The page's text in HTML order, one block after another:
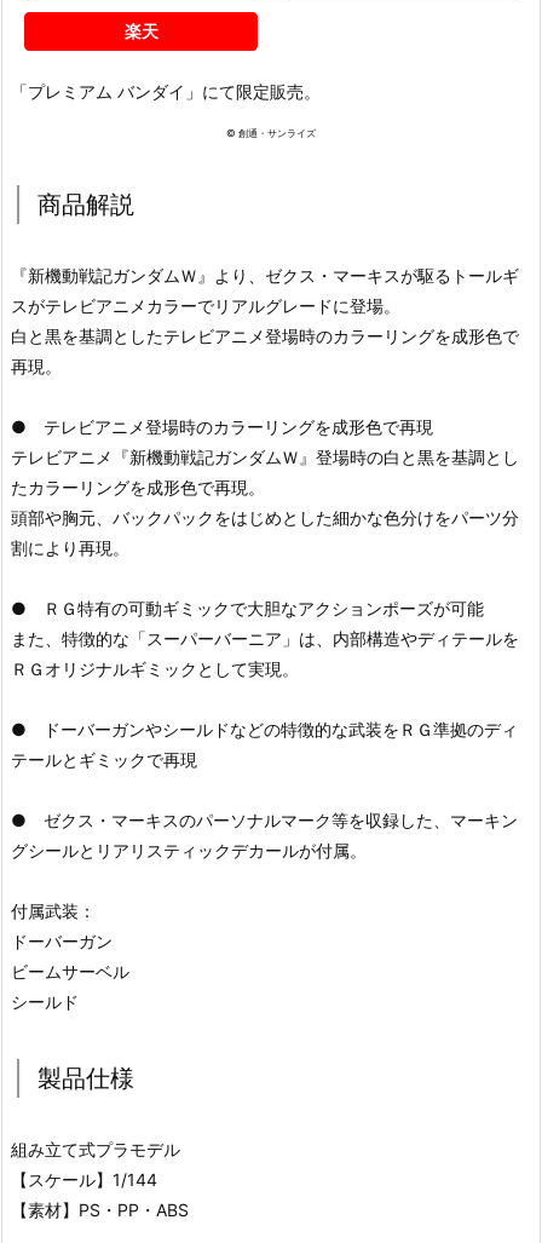
楽天
「プレミアム バンダイ」にて限定販売。
© 創通・サンライズ
商品解説
『新機動戦記ガンダムＷ』より、ゼクス・マーキスが駆るトールギ
スがテレビアニメカラーでリアルグレードに登場。
白と黒を基調としたテレビアニメ登場時のカラーリングを成形色で
再現。
● テレビアニメ登場時のカラーリングを成形色で再現
テレビアニメ『新機動戦記ガンダムＷ』登場時の白と黒を基調とし
たカラーリングを成形色で再現。
頭部や胸元、バックパックをはじめとした細かな色分けをパーツ分
割により再現。
● ＲＧ特有の可動ギミックで大胆なアクションポーズが可能
また、特徴的な「スーパーバーニア」は、内部構造やディテールを
ＲＧオリジナルギミックとして実現。
● ドーバーガンやシールドなどの特徴的な武装をＲＧ準拠のディ
テールとギミックで再現
● ゼクス・マーキスのパーソナルマーク等を収録した、マーキン
グシールとリアリスティックデカールが付属。
付属武装：
ドーバーガン
ビームサーベル
シールド
製品仕様
組み立て式プラモデル
【スケール】1/144
【素材】PS・PP・ABS